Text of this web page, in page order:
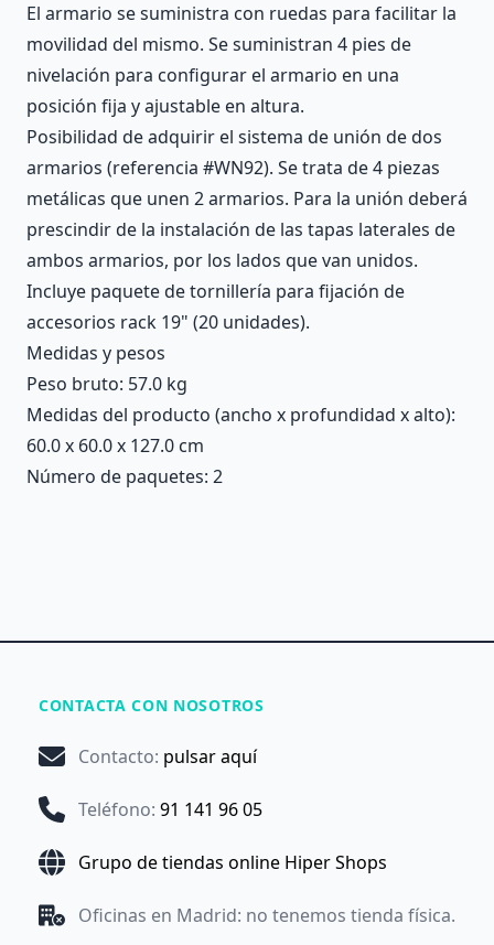
El armario se suministra con ruedas para facilitar la
movilidad del mismo. Se suministran 4 pies de
nivelación para configurar el armario en una
posición fija y ajustable en altura.
Posibilidad de adquirir el sistema de unión de dos
armarios (referencia #WN92). Se trata de 4 piezas
metálicas que unen 2 armarios. Para la unión deberá
prescindir de la instalación de las tapas laterales de
ambos armarios, por los lados que van unidos.
Incluye paquete de tornillería para fijación de
accesorios rack 19" (20 unidades).
Medidas y pesos
Peso bruto: 57.0 kg
Medidas del producto (ancho x profundidad x alto):
60.0 x 60.0 x 127.0 cm
Número de paquetes: 2
CONTACTA CON NOSOTROS
Contacto: pulsar aquí
Teléfono: 91 141 96 05
Grupo de tiendas online Hiper Shops
Oficinas en Madrid: no tenemos tienda física.